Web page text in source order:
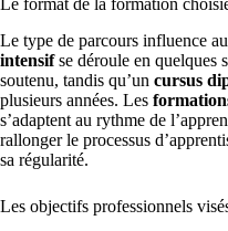
Le format de la formation
Le type de parcours influence
intensifse déroule en quelques
soutenu, tandis qu’un cursus
plusieurs années. Les
s’adaptent au rythme de
rallonger le processus
sa régularité.
Les objectifs professionnels